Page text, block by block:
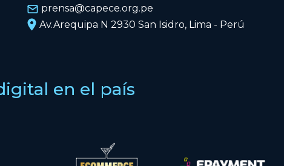
prensa@capece.org.pe
Av.Arequipa N 2930 San Isidro, Lima - Perú
en el país